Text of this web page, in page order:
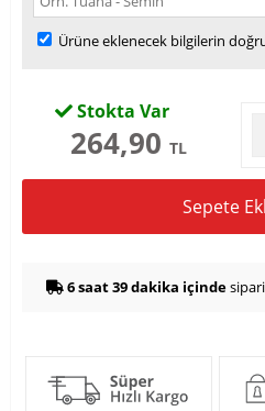
Ürüne eklenecek bilgilerin
Stokta Var
264,90 TL
Sepete
6 saat 39 dakika içinde